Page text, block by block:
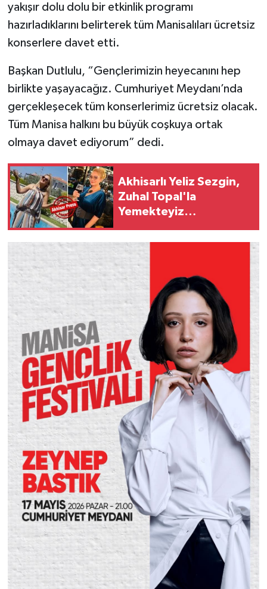
yakışır dolu dolu bir etkinlik programı
hazırladıklarını belirterek tüm Manisalıları ücretsiz
konserlere davet etti.
Başkan Dutlulu, “Gençlerimizin heyecanını hep
birlikte yaşayacağız. Cumhuriyet Meydanı’nda
gerçekleşecek tüm konserlerimiz ücretsiz olacak.
Tüm Manisa halkını bu büyük coşkuya ortak
olmaya davet ediyorum” dedi.
Akhisarlı Yeliz Sezgin,
Zuhal Topal'la
Yemekteyiz